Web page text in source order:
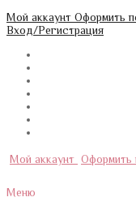
Мой аккаунт Оформить
Вход/Регистрация
Мой аккаунт Оформить
Меню